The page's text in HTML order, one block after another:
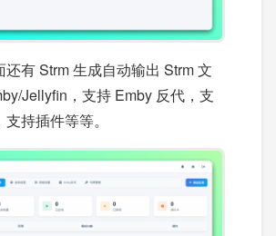
有 Strm 生成自动输出 Strm 文
Jellyfin，支持 Emby 反代，支
持插件等等。